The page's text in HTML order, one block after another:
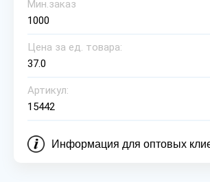
Мин.заказ
1000
Цена за ед. товара:
37.0
Артикул:
15442
Информация для оптовых